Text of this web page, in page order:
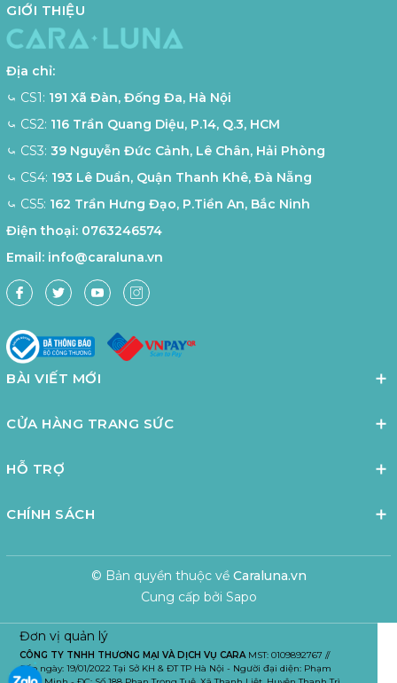
GIỚI THIỆU
Địa chỉ:
⤿ CS1: 191 Xã Đàn, Đống Đa, Hà Nội
⤿ CS2: 116 Trần Quang Diệu, P.14, Q.3, HCM
⤿ CS3: 39 Nguyễn Đức Cảnh, Lê Chân, Hải Phòng
⤿ CS4: 193 Lê Duẩn, Quận Thanh Khê, Đà Nẵng
⤿ CS5: 162 Trần Hưng Đạo, P.Tiền An, Bắc Ninh
Điện thoại: 0763246574
Email: info@caraluna.vn
BÀI VIẾT MỚI
CỬA HÀNG TRANG SỨC
HỖ TRỢ
CHÍNH SÁCH
© Bản quyền thuộc về Caraluna.vn
Cung cấp bởi Sapo
Đơn vị quản lý
CÔNG TY TNHH THƯƠNG MẠI VÀ DỊCH VỤ CARAMST: 0109892767 //
Cấp ngày: 19/01/2022 Tại Sở KH & ĐT TP Hà Nội - Người đại diện: Phạm